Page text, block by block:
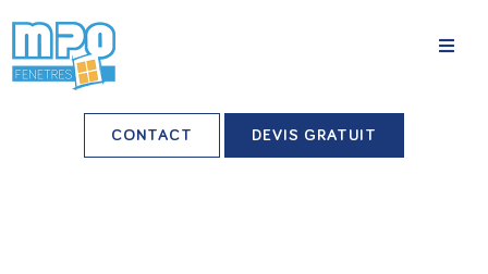
Nos agences
CONTACT DEVIS GRATUIT